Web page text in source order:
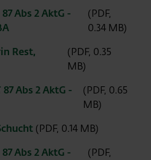
Abs 2 AktG -
(PDF,
0.34 MB)
Rest,
(PDF, 0.35
MB)
Abs 2 AktG -
(PDF, 0.65
MB)
(PDF, 0.14 MB)
Abs 2 AktG -
(PDF,